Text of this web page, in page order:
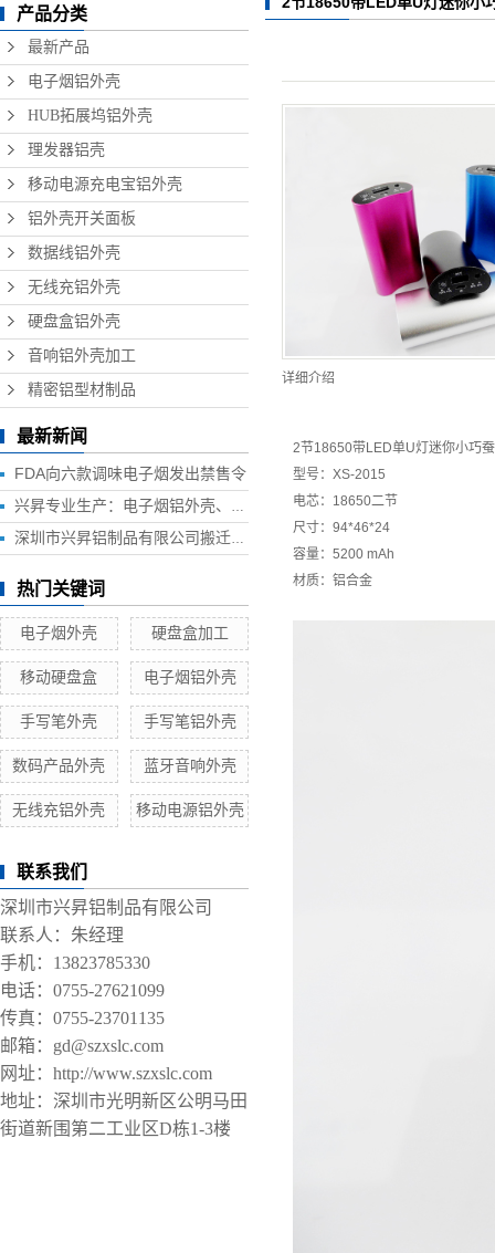
产品分类
最新产品
电子烟铝外壳
HUB拓展坞铝外壳
理发器铝壳
移动电源充电宝铝外壳
铝外壳开关面板
数据线铝外壳
无线充铝外壳
硬盘盒铝外壳
音响铝外壳加工
精密铝型材制品
最新新闻
FDA向六款调味电子烟发出禁售令
兴昇专业生产：电子烟铝外壳、电子烟外壳、HUB铝外壳、移动电源外壳、无线充铝外壳等铝制品外壳
深圳市兴昇铝制品有限公司搬迁联络函
热门关键词
电子烟外壳 硬盘盒加工
移动硬盘盒 电子烟铝外壳
手写笔外壳 手写笔铝外壳
数码产品外壳 蓝牙音响外壳
无线充铝外壳 移动电源铝外壳
联系我们
深圳市兴昇铝制品有限公司
联系人：朱经理
手机：13823785330
电话：0755-27621099
传真：0755-23701135
邮箱：gd@szxslc.com
网址：http://www.szxslc.com
地址：深圳市光明新区公明马田
街道新围第二工业区D栋1-3楼
详细介绍
2节18650带LED单U灯迷你小巧
型号：XS-2015
电芯：18650二节
尺寸：94*46*24
容量：5200 mAh
材质：铝合金